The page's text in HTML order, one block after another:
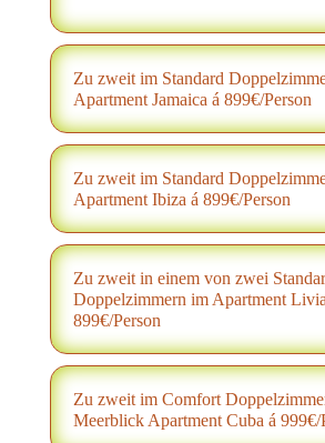
Zu zweit im Standard
Apartment Jamaica á 899€/Person
Zu zweit im Standard
Apartment Ibiza á 899€/Person
Zu zweit in einem von zwei
Doppelzimmern im Apartment
899€/Person
Zu zweit im Comfort
Meerblick Apartment Cuba á 999€/